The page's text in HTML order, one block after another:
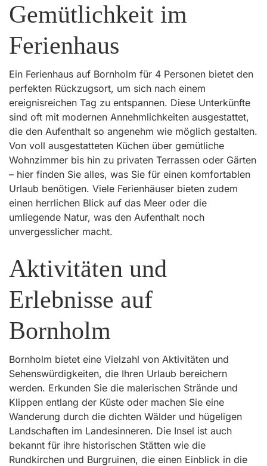
Gemütlichkeit im
Ferienhaus
Ein Ferienhaus auf Bornholm für 4 Personen bietet den
perfekten Rückzugsort, um sich nach einem
ereignisreichen Tag zu entspannen. Diese Unterkünfte
sind oft mit modernen Annehmlichkeiten ausgestattet,
die den Aufenthalt so angenehm wie möglich gestalten.
Von voll ausgestatteten Küchen über gemütliche
Wohnzimmer bis hin zu privaten Terrassen oder Gärten
– hier finden Sie alles, was Sie für einen komfortablen
Urlaub benötigen. Viele Ferienhäuser bieten zudem
einen herrlichen Blick auf das Meer oder die
umliegende Natur, was den Aufenthalt noch
unvergesslicher macht.
Aktivitäten und
Erlebnisse auf
Bornholm
Bornholm bietet eine Vielzahl von Aktivitäten und
Sehenswürdigkeiten, die Ihren Urlaub bereichern
werden. Erkunden Sie die malerischen Strände und
Klippen entlang der Küste oder machen Sie eine
Wanderung durch die dichten Wälder und hügeligen
Landschaften im Landesinneren. Die Insel ist auch
bekannt für ihre historischen Stätten wie die
Rundkirchen und Burgruinen, die einen Einblick in die